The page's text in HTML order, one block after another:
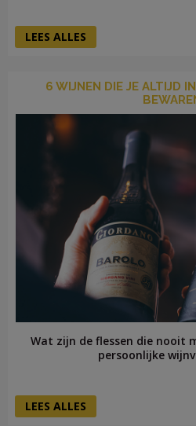
LEES ALLES
6 WIJNEN DIE JE ALTIJD
Wat zijn de flessen die nooit
persoonlijke
LEES ALLES